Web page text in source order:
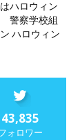
ハロウィン
警察学校組
ハロウィン
43,835
ォロワー